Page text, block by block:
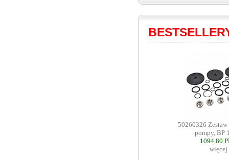
50260326
pompy, BP
1094.80
więcej